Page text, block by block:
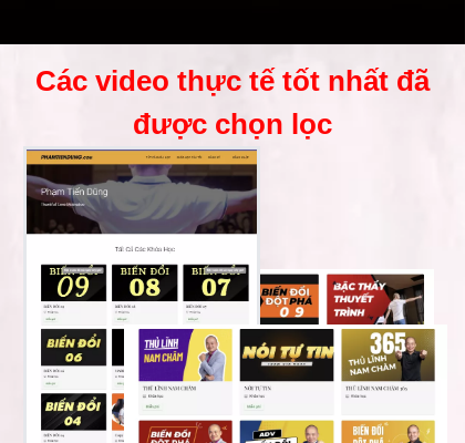
Các video thực tế tốt nhất đã
được chọn lọc